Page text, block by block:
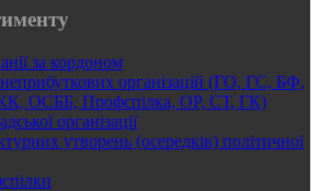
за кордоном
неприбуткових організацій (ГО, ГС, БФ,
ОСББ, Профспілка, ОР, СТ, ГК)
організації
утворень (осередків) політичної